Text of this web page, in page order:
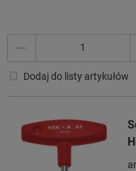
Dodaj do listy artykułów